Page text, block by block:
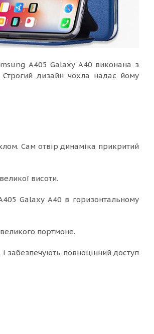
A405 Galaxy A40 виконана з
дизайн чохла надає йому
Сам отвір динаміка прикритий
висоти.
Galaxy A40 в горизонтальному
портмоне.
забезпечують повноцінний доступ